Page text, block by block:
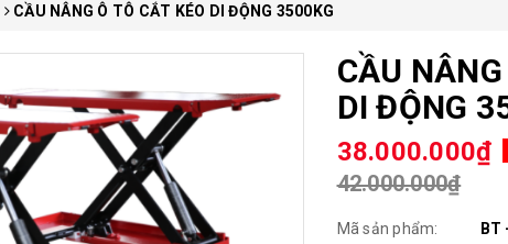
CẦU NÂNG Ô TÔ CẮT KÉO DI ĐỘNG 3500KG
CẦU
DI ĐỘNG
38.000.000₫
42.000.000₫
Mã sản phẩm:
BT